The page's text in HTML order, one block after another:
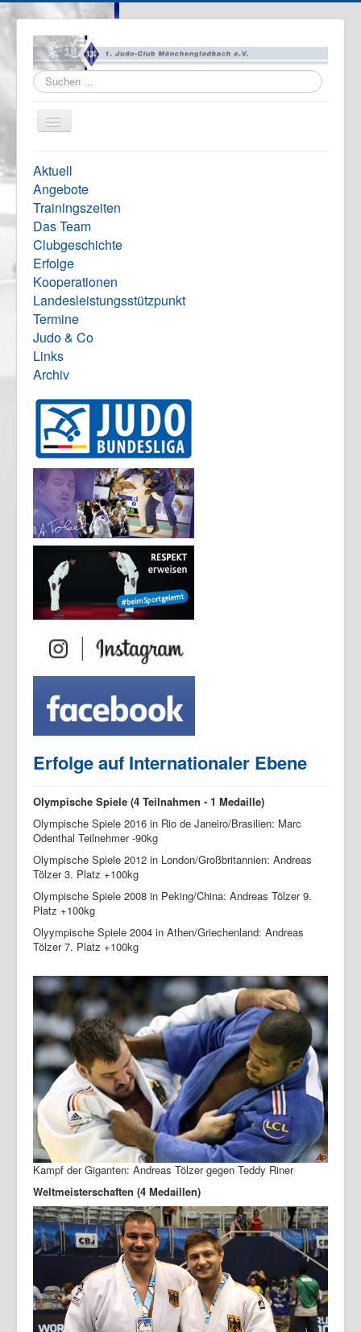
Suchen
...
Navigation
Vereinsinfo
Formulare
Impressum
Aktuell
Angebote
Trainingszeiten
Das Team
Clubgeschichte
Erfolge
Kooperationen
Landesleistungsstützpunkt
Termine
Judo & Co
Links
Archiv
Erfolge auf Internationaler Ebene
Olympische Spiele (4 Teilnahmen - 1 Medaille)
Olympische Spiele 2016 in Rio de Janeiro/Brasilien: Marc
Odenthal Teilnehmer -90kg
Olympische Spiele 2012 in London/Großbritannien: Andreas
Tölzer 3. Platz +100kg
Olympische Spiele 2008 in Peking/China: Andreas Tölzer 9.
Platz +100kg
Olyympische Spiele 2004 in Athen/Griechenland: Andreas
Tölzer 7. Platz +100kg
Kampf der Giganten: Andreas Tölzer gegen Teddy Riner
Weltmeisterschaften (4 Medaillen)